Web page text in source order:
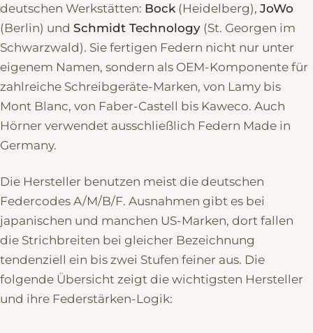
deutschen Werkstätten: Bock (Heidelberg), JoWo
(Berlin) und Schmidt Technology (St. Georgen im
Schwarzwald). Sie fertigen Federn nicht nur unter
eigenem Namen, sondern als OEM-Komponente für
zahlreiche Schreibgeräte-Marken, von Lamy bis
Mont Blanc, von Faber-Castell bis Kaweco. Auch
Hörner verwendet ausschließlich Federn Made in
Germany.
Die Hersteller benutzen meist die deutschen
Federcodes A/M/B/F. Ausnahmen gibt es bei
japanischen und manchen US-Marken, dort fallen
die Strichbreiten bei gleicher Bezeichnung
tendenziell ein bis zwei Stufen feiner aus. Die
folgende Übersicht zeigt die wichtigsten Hersteller
und ihre Federstärken-Logik: